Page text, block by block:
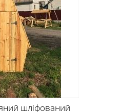
шліфований